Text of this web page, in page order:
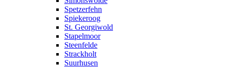
Spetzerfehn
Spiekeroog
St. Georgiwold
Stapelmoor
Steenfelde
Strackholt
Suurhusen